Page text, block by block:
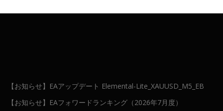
【お知らせ】EAアップデート Elemental-Lite_XAUUSD_M5_EB
【お知らせ】EAフォワードランキング（2026年7月度）